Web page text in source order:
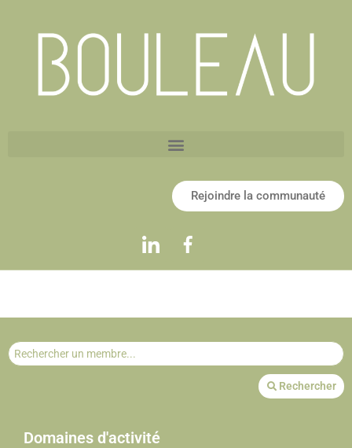
Rejoindre la communauté
Rechercher
Domaines d'activité